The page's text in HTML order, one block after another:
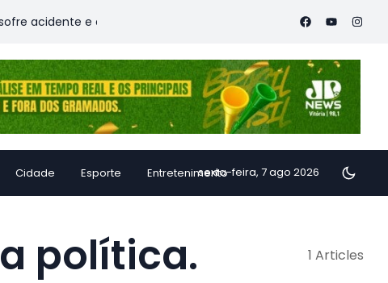
e deixa vítimas Família de Alfredo Chaves
Cidade Esporte Entretenimentosexta-feira, 7 ago 2026
política. 1 Articles